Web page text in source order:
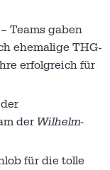
Teams gaben
ehemalige THG-
erfolgreich für
der Wilhelm-
für die tolle